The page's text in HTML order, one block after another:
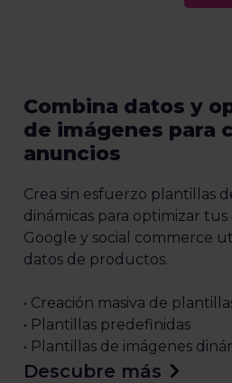
Combina datos y
de imágenes para
anuncios
Crea sin esfuerzo plantillas
dinámicas para optimizar tus
Google y social commerce
datos de productos.
• Creación masiva de
• Plantillas predefinidas
• Plantillas de imágenes
Descubre más